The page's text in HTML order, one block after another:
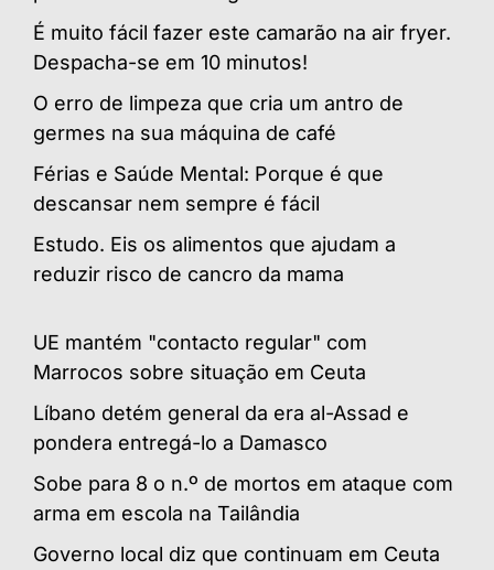
É muito fácil fazer este camarão na air fryer.
Despacha-se em 10 minutos!
O erro de limpeza que cria um antro de
germes na sua máquina de café
Férias e Saúde Mental: Porque é que
descansar nem sempre é fácil
Estudo. Eis os alimentos que ajudam a
reduzir risco de cancro da mama
UE mantém "contacto regular" com
Marrocos sobre situação em Ceuta
Líbano detém general da era al-Assad e
pondera entregá-lo a Damasco
Sobe para 8 o n.º de mortos em ataque com
arma em escola na Tailândia
Governo local diz que continuam em Ceuta